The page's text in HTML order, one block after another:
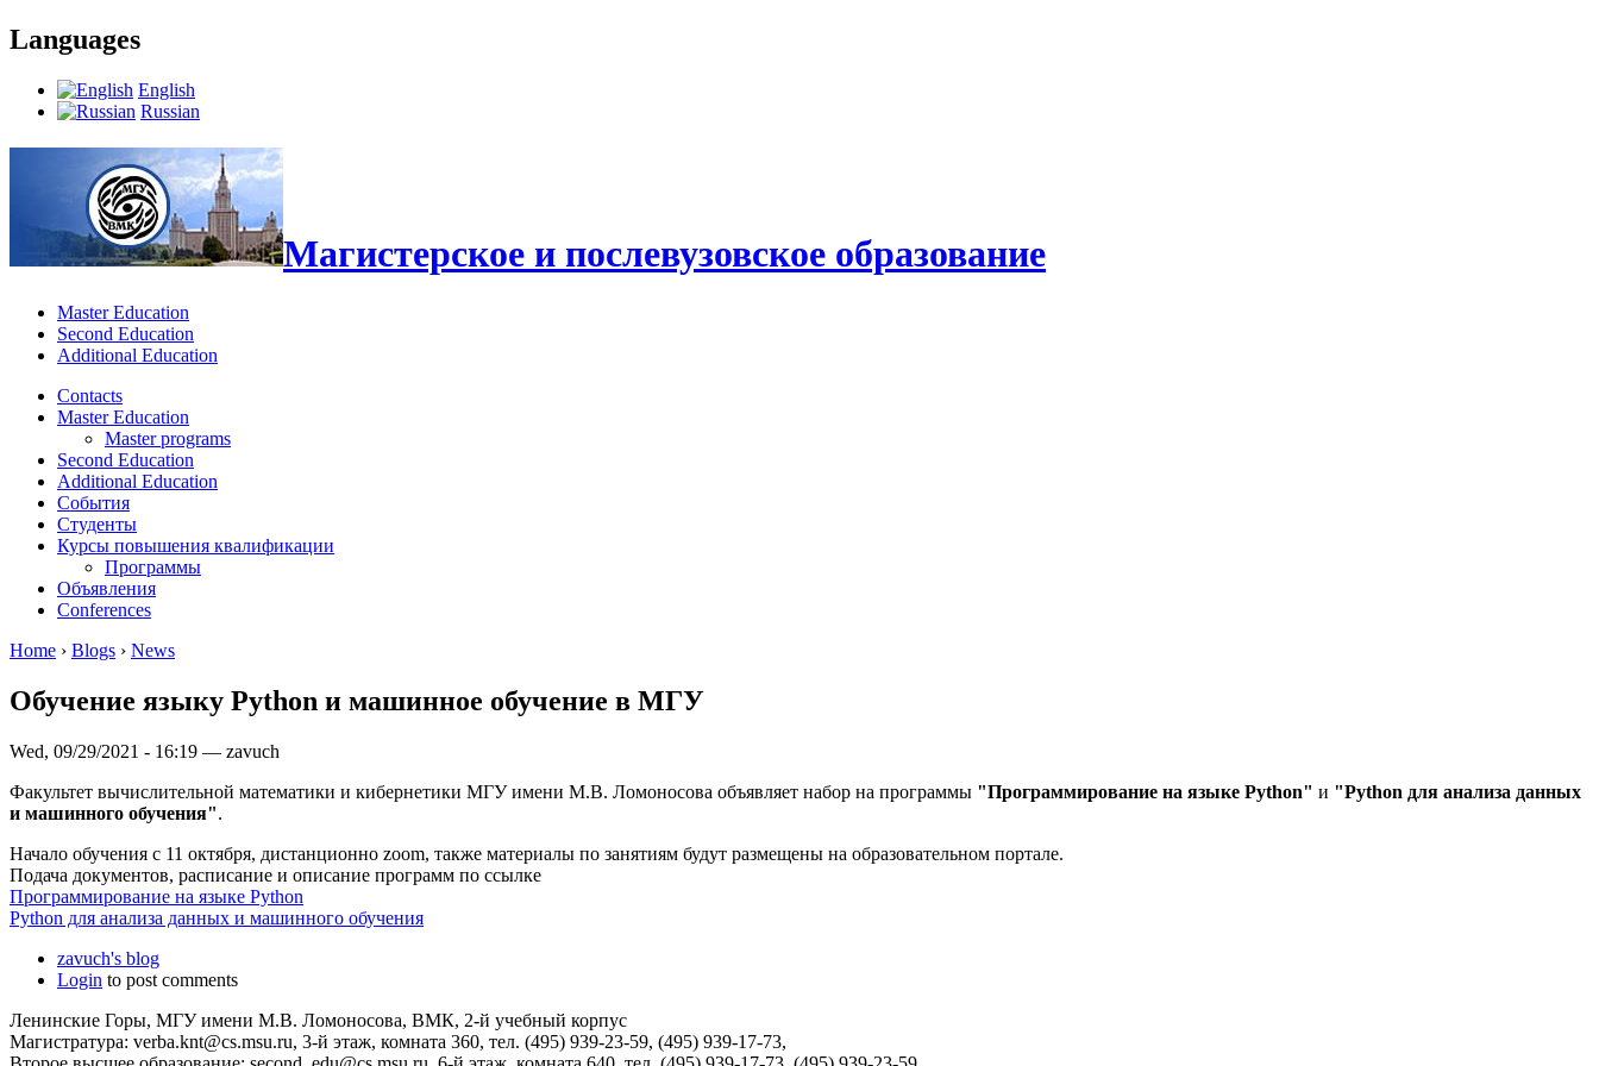
Languages
English
Russian
Магистерское и послевузовское образование
Master Education
Second Education
Additional Education
Contacts
Master Education
Master programs
Second Education
Additional Education
События
Студенты
Курсы повышения квалификации
Программы
Объявления
Conferences
Home › Blogs › News
Обучение языку Python и машинное обучение в МГУ
Wed, 09/29/2021 - 16:19 — zavuch
Факультет вычислительной математики и кибернетики МГУ имени М.В. Ломоносова объявляет набор на программы "Программирование на языке Python" и "Python для анализа данных
и машинного обучения".
Начало обучения с 11 октября, дистанционно zoom, также материалы по занятиям будут размещены на образовательном портале.
Подача документов, расписание и описание программ по ссылке
Программирование на языке Python
Python для анализа данных и машинного обучения
zavuch's blog
Login to post comments
Ленинские Горы, МГУ имени М.В. Ломоносова, ВМК, 2-й учебный корпус
Магистратура: verba.knt@cs.msu.ru, 3-й этаж, комната 360, тел. (495) 939-23-59, (495) 939-17-73,